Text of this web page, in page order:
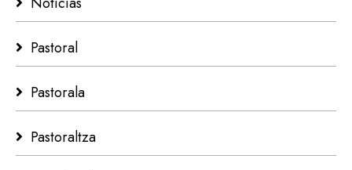
Pastoral
Pastorala
Pastoraltza